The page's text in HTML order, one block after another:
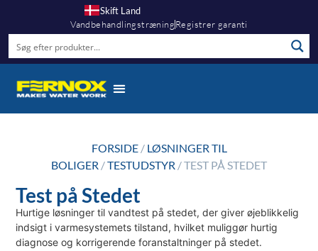
Skift Land
VandbehandlingstræningRegistrer garanti
FORSIDE/ LØSNINGER TIL
BOLIGER /TESTUDSTYR / TEST PÅ STEDET
Test på Stedet
Hurtige løsninger til vandtest på stedet, der giver øjeblikkelig
indsigt i varmesystemets tilstand, hvilket muliggør hurtig
diagnose og korrigerende foranstaltninger på stedet.